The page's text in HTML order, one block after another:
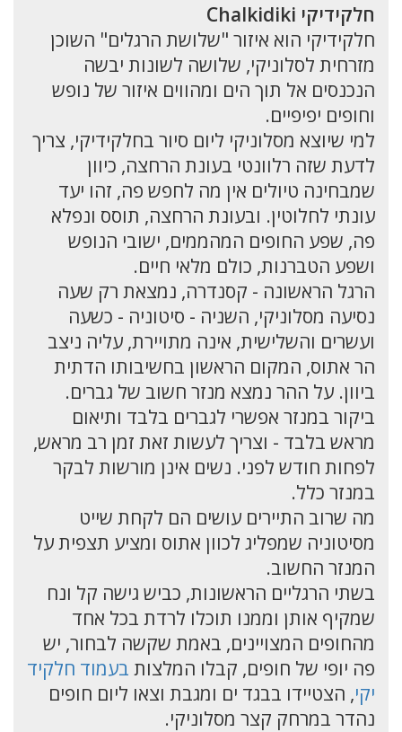
חלקידיקי Chalkidiki
חלקידיקי הוא איזור "שלושת הרגלים" השוכן
מזרחית לסלוניקי, שלושה לשונות יבשה
הנכנסים אל תוך הים ומהווים איזור של נופש
וחופים יפיפיים.
למי שיוצא מסלוניקי ליום סיור בחלקידיקי, צריך
לדעת שזה רלוונטי בעונת הרחצה, כיוון
שמבחינה טיולים אין מה לחפש פה, זהו יעד
עונתי לחלוטין. ובעונת הרחצה, תוסס ונפלא
פה, שפע החופים המהממים, ישובי הנופש
ושפע הטברנות, כולם מלאי חיים.
הרגל הראשונה - קסנדרה, נמצאת רק שעה
נסיעה מסלוניקי, השניה - סיטוניה - כשעה
ועשרים והשלישית, אינה מתויירת, עליה ניצב
הר אתוס, המקום הראשון בחשיבותו הדתית
ביוון. על ההר נמצא מנזר חשוב של גברים.
ביקור במנזר אפשרי לגברים בלבד ותיאום
מראש בלבד - וצריך לעשות זאת זמן רב מראש,
לפחות חודש לפני. נשים אינן מורשות לבקר
במנזר כלל.
מה שרוב התיירים עושים הם לקחת שייט
מסיטוניה שמפליג לכוון אתוס ומציע תצפית על
המנזר החשוב.
בשתי הרגליים הראשונות, כביש גישה קל ונח
שמקיף אותן וממנו תוכלו לרדת בכל אחד
מהחופים המצויינים, באמת שקשה לבחור, יש
פה יופי של חופים, קבלו המלצות בעמוד חלקיד
יקי, הצטיידו בבגד ים ומגבת וצאו ליום חופים
נהדר במרחק קצר מסלוניקי.